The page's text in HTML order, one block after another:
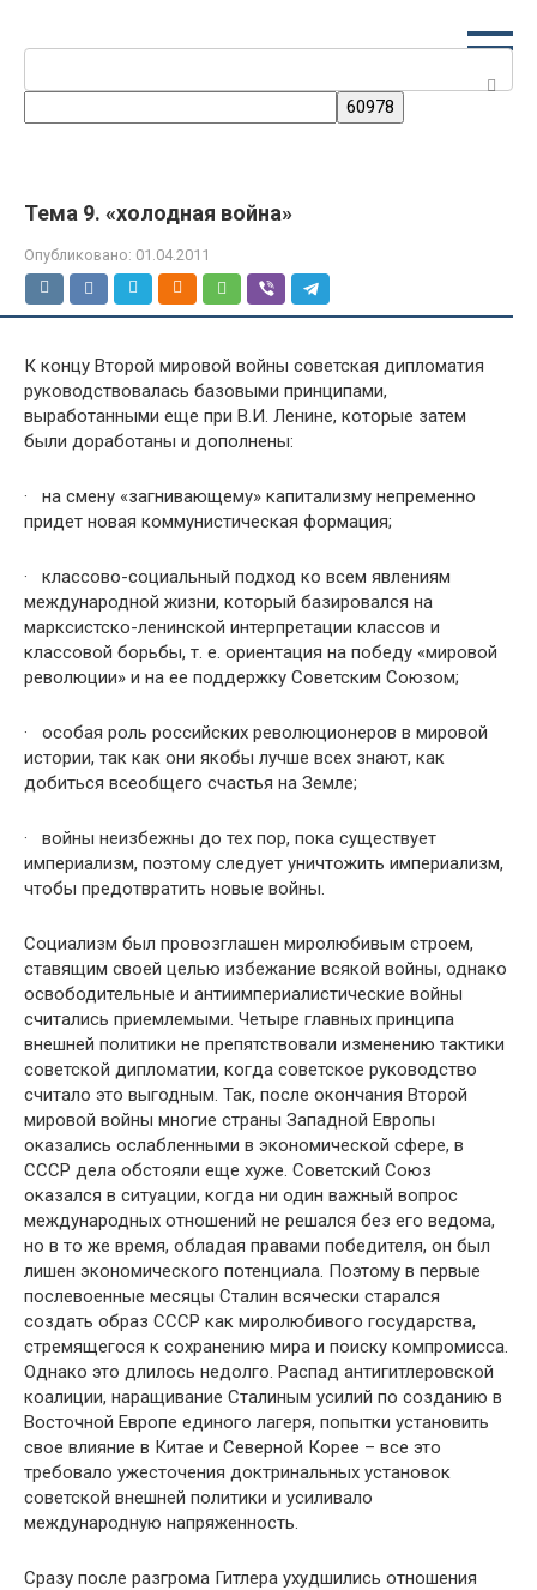
Тема 9. «холодная война»
Опубликовано: 01.04.2011
К концу Второй мировой войны советская дипломатия
руководствовалась базовыми принципами,
выработанными еще при В.И. Ленине, которые затем
были доработаны и дополнены:
· на смену «загнивающему» капитализму непременно
придет новая коммунистическая формация;
· классово-социальный подход ко всем явлениям
международной жизни, который базировался на
марксистско-ленинской интерпретации классов и
классовой борьбы, т. е. ориентация на победу «мировой
революции» и на ее поддержку Советским Союзом;
· особая роль российских революционеров в мировой
истории, так как они якобы лучше всех знают, как
добиться всеобщего счастья на Земле;
· войны неизбежны до тех пор, пока существует
империализм, поэтому следует уничтожить империализм,
чтобы предотвратить новые войны.
Социализм был провозглашен миролюбивым строем,
ставящим своей целью избежание всякой войны, однако
освободительные и антиимпериалистические войны
считались приемлемыми. Четыре главных принципа
внешней политики не препятствовали изменению тактики
советской дипломатии, когда советское руководство
считало это выгодным. Так, после окончания Второй
мировой войны многие страны Западной Европы
оказались ослабленными в экономической сфере, в
СССР дела обстояли еще хуже. Советский Союз
оказался в ситуации, когда ни один важный вопрос
международных отношений не решался без его ведома,
но в то же время, обладая правами победителя, он был
лишен экономического потенциала. Поэтому в первые
послевоенные месяцы Сталин всячески старался
создать образ СССР как миролюбивого государства,
стремящегося к сохранению мира и поиску компромисса.
Однако это длилось недолго. Распад антигитлеровской
коалиции, наращивание Сталиным усилий по созданию в
Восточной Европе единого лагеря, попытки установить
свое влияние в Китае и Северной Корее – все это
требовало ужесточения доктринальных установок
советской внешней политики и усиливало
международную напряженность.
Сразу после разгрома Гитлера ухудшились отношения